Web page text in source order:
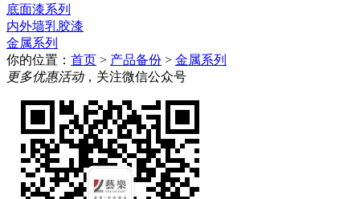
底面漆系列
内外墙乳胶漆
金属系列
你的位置： 首页 > 产品备份 > 金属系列
更多优惠活动，关注微信公众号